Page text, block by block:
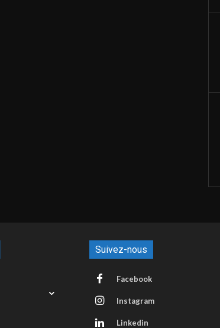
Suivez-nous
Facebook
Instagram
Linkedin